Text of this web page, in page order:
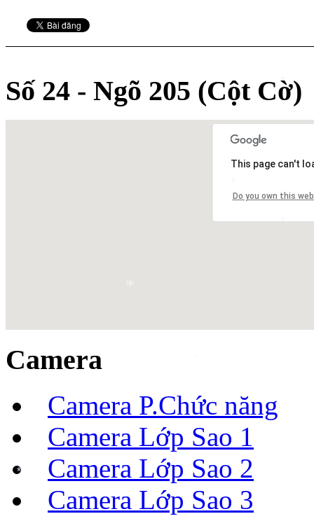
Số 24 - Ngõ 205 (Cột Cờ)
This page can't
Do you own this
Camera
Camera P.Chức năng
Camera Lớp Sao 1
Camera Lớp Sao 2
Camera Lớp Sao 3
*
*
*